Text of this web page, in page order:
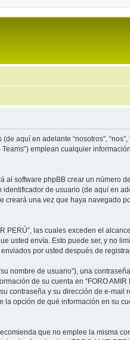
aquí en adelante “nosotros”, “nos”,
Teams”) emplean cualquier
al software phpBB crear un
de usuario (de aquí en
una vez que haya navegado
las cuales exceden el
usted envía. Esto puede ser, y no
por usted después de
nombre de usuario”), una
de su cuenta en “FORO
y su dirección de e-mail
opción de qué información en su
que no emplee la misma